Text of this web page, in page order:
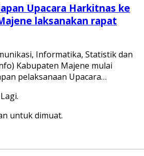
Upacara Harkitnas ke
laksanakan rapat
Informatika, Statistik dan
Kabupaten Majene mulai
pelaksanaan Upacara…
untuk dimuat.